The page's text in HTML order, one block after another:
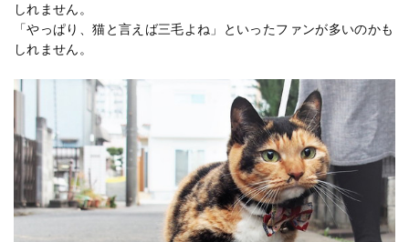
しれません。
「やっぱり、猫と言えば三毛よね」といったファンが多いのかも
しれません。